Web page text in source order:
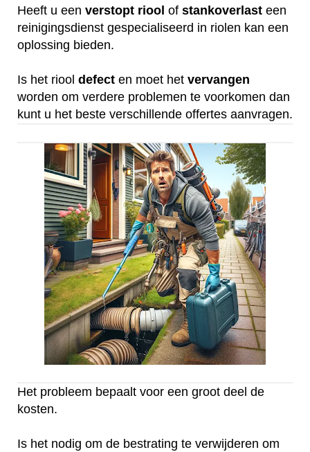
Heeft u een verstopt riool of stankoverlast een
reinigingsdienst gespecialiseerd in riolen kan een
oplossing bieden.
Is het riool defect en moet het vervangen
worden om verdere problemen te voorkomen dan
kunt u het beste verschillende offertes aanvragen.
Het probleem bepaalt voor een groot deel de
kosten.
Is het nodig om de bestrating te verwijderen om